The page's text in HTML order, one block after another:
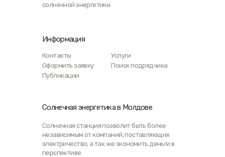
солнечной энергетики.
Информация
Контакты
Услуги
Оформить заявку
Поиск подрядчика
Публикации
Солнечная энергетика в Молдове
Солнечная станция позволит быть более
независимым от компаний, поставляющих
электричество, а так же экономить деньги в
перспективе.